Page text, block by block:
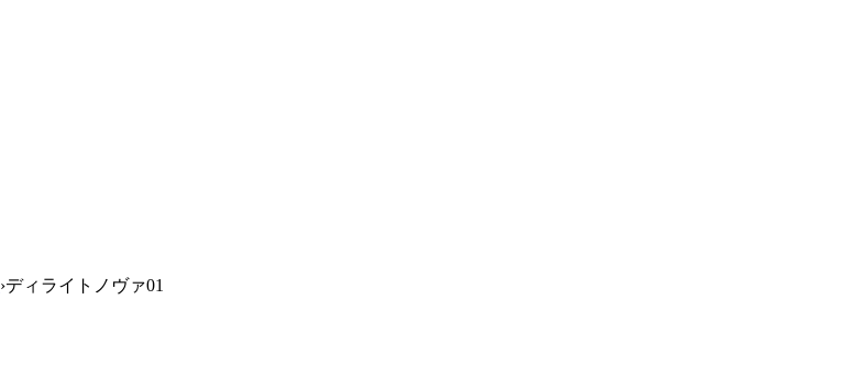
›ディライトノヴァ01